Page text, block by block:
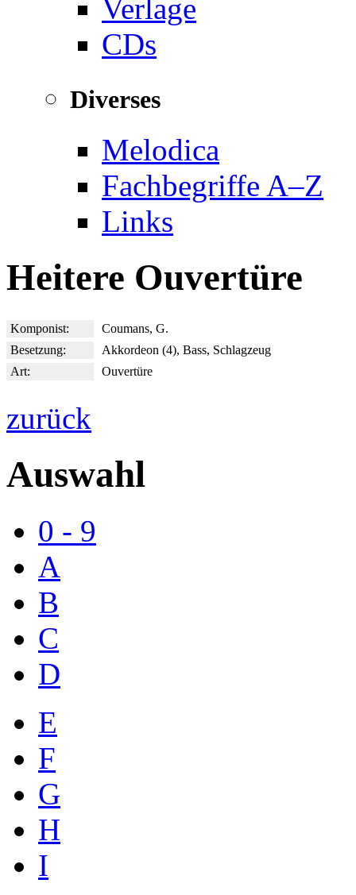
Verlage
CDs
Diverses
Melodica
Fachbegriffe A–Z
Links
Heitere Ouvertüre
Komponist:
Coumans, G.
Besetzung:
Akkordeon (4), Bass, Schlagzeug
Art:
Ouvertüre
zurück
Auswahl
0 - 9
A
B
C
D
E
F
G
H
I